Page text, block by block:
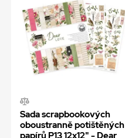
Sada scrapbookových
oboustranně potištěných